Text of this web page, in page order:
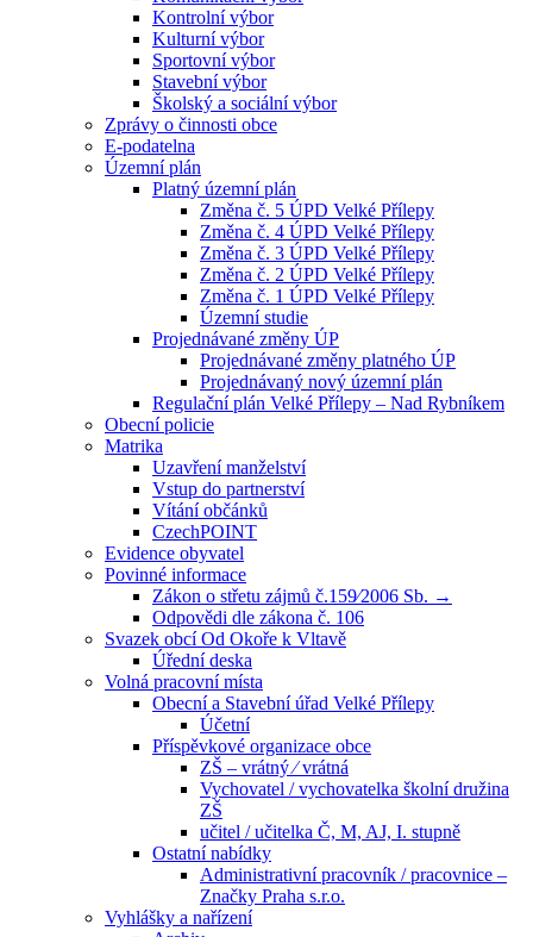
Kontrolní výbor
Kulturní výbor
Sportovní výbor
Stavební výbor
Školský a sociální výbor
Zprávy o činnosti obce
E-podatelna
Územní plán
Platný územní plán
Změna č. 5 ÚPD Velké Přílepy
Změna č. 4 ÚPD Velké Přílepy
Změna č. 3 ÚPD Velké Přílepy
Změna č. 2 ÚPD Velké Přílepy
Změna č. 1 ÚPD Velké Přílepy
Územní studie
Projednávané změny ÚP
Projednávané změny platného ÚP
Projednávaný nový územní plán
Regulační plán Velké Přílepy – Nad Rybníkem
Obecní policie
Matrika
Uzavření manželství
Vstup do partnerství
Vítání občánků
CzechPOINT
Evidence obyvatel
Povinné informace
Zákon o střetu zájmů č.159⁄2006 Sb. →
Odpovědi dle zákona č. 106
Svazek obcí Od Okoře k Vltavě
Úřední deska
Volná pracovní místa
Obecní a Stavební úřad Velké Přílepy
Účetní
Příspěvkové organizace obce
ZŠ – vrátný ⁄ vrátná
Vychovatel / vychovatelka školní družina
ZŠ
učitel / učitelka Č, M, AJ, I. stupně
Ostatní nabídky
Administrativní pracovník / pracovnice –
Značky Praha s.r.o.
Vyhlášky a nařízení